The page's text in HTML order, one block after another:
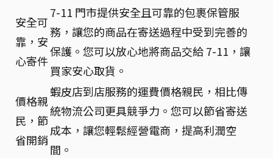
安全可
靠，安
心寄件
7-11 門市提供安全且可靠的包裹保管服
務，讓您的商品在寄送過程中受到完善的
保護。您可以放心地將商品交給 7-11，讓
買家安心取貨。
價格親
民，節
省開銷
蝦皮店到店服務的運費價格親民，相比傳
統物流公司更具競爭力。您可以節省寄送
成本，讓您輕鬆經營電商，提高利潤空
間。